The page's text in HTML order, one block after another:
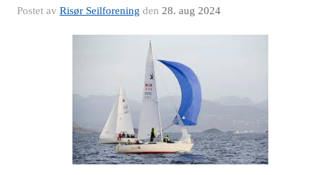
Postet av Risør Seilforening den 28. aug 2024